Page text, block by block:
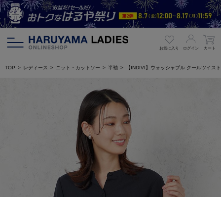
お気に入り ログイン カート
TOP レディース ニット・カットソー 半袖 【INDIVI】ウォッシャブル クールツイス